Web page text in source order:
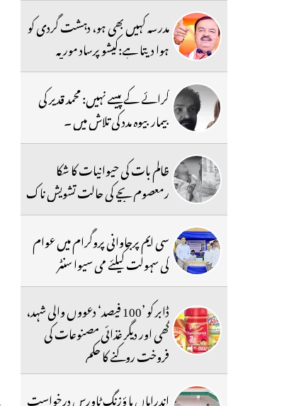
مدرسہ کہیں بھی ہو، دہشت گردی کو
ہوا دیتا ہے:کیشو پرساد موریہ
کرائے کے پیسے نہیں: محمد قدیر کی
بیمار بیوہ مدد کی تلاش میں ۔
ظالم بات کی حیوانیات کا شکا
رمعصوم بچے کی حالت تشویش ناک
سی ایم پرجاوانی پروگرام میں عوام
کی سہولت کیلئے می سیوا سنٹر
ڈابر کو ’100 فیصد‘ دعووں والی شہد،
گھی اور دیگر غذائی مصنوعات کی
فروخت روکنے کا حکم
اندراماں ہا ؤزنگ ٹاورس درخواست